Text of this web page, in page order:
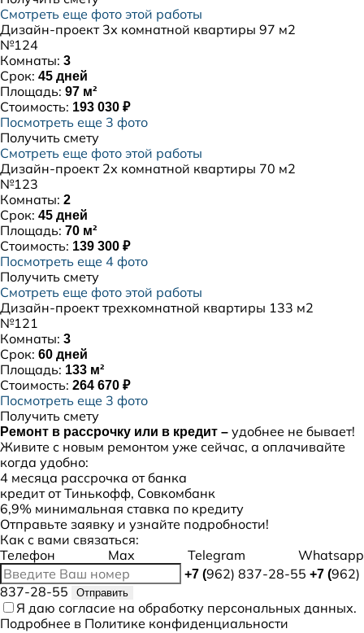
Смотреть еще фото этой работы
Дизайн-проект 3х комнатной квартиры 97 м2
№124
Комнаты: 3
Срок: 45 дней
Площадь: 97 м²
Стоимость: 193 030 ₽
Посмотреть еще 3 фото
Получить смету
Смотреть еще фото этой работы
Дизайн-проект 2х комнатной квартиры 70 м2
№123
Комнаты: 2
Срок: 45 дней
Площадь: 70 м²
Стоимость: 139 300 ₽
Посмотреть еще 4 фото
Получить смету
Смотреть еще фото этой работы
Дизайн-проект трехкомнатной квартиры 133 м2
№121
Комнаты: 3
Срок: 60 дней
Площадь: 133 м²
Стоимость: 264 670 ₽
Посмотреть еще 3 фото
Получить смету
Ремонт в рассрочку или в кредит – удобнее не бывает!
Живите с новым ремонтом уже сейчас, а оплачивайте
когда удобно:
4 месяца рассрочка от банка
кредит от Тинькофф, Совкомбанк
6,9% минимальная ставка по кредиту
Отправьте заявку и узнайте подробности!
Как с вами связаться:
Телефон
Max Telegram Whatsapp
+7 (962) 837-28-55 +7 (962)
837-28-55
Отправить
Я даю согласие на обработку персональных данных.
Подробнее в Политике конфиденциальности